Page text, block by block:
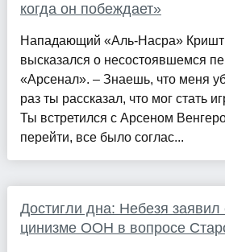
когда он побеждает»
Нападающий «Аль-Насра»
высказался о несостоявшемся
«Арсенал». – Знаешь, что меня
раз ты рассказал, что мог стать
Ты встретился с Арсеном
перейти, все было соглас...
Достигли дна: Небезя
цинизме ООН в вопросе